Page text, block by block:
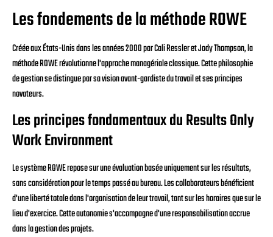
Les fondements de la méthode ROWE
Créée aux États-Unis dans les années 2000 par Cali Ressler et Jody Thompson, la
méthode ROWE révolutionne l'approche managériale classique. Cette philosophie
de gestion se distingue par sa vision avant-gardiste du travail et ses principes
novateurs.
Les principes fondamentaux du Results Only
Work Environment
Le système ROWE repose sur une évaluation basée uniquement sur les résultats,
sans considération pour le temps passé au bureau. Les collaborateurs bénéficient
d'une liberté totale dans l'organisation de leur travail, tant sur les horaires que sur le
lieu d'exercice. Cette autonomie s'accompagne d'une responsabilisation accrue
dans la gestion des projets.